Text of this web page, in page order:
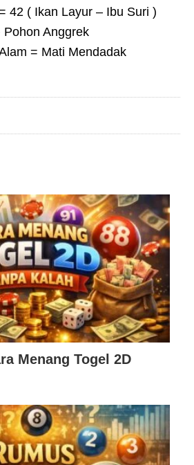
42 ( Ikan Layur – Ibu Suri )
Anggrek
= Mati Mendadak
Menang Togel 2D